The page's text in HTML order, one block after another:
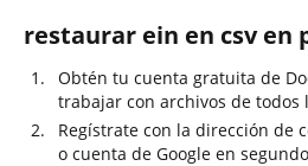
restaurar ein en csv en
Obtén tu cuenta gratuita de
trabajar con archivos de todos
Regístrate con la dirección de
o cuenta de Google en